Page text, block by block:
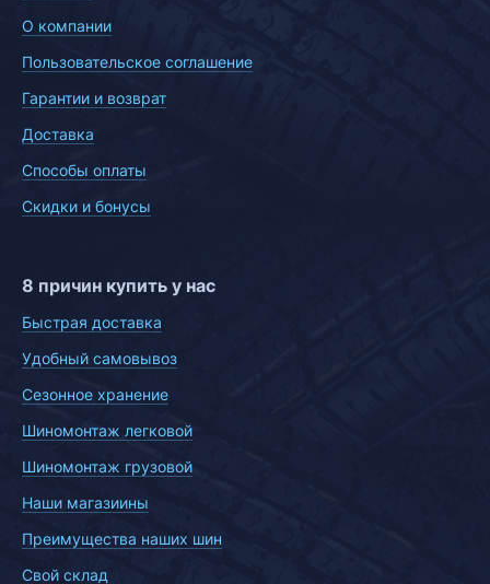
О компании
Пользовательское соглашение
Гарантии и возврат
Доставка
Способы оплаты
Скидки и бонусы
8 причин купить у нас
Быстрая доставка
Удобный самовывоз
Сезонное хранение
Шиномонтаж легковой
Шиномонтаж грузовой
Наши магазиины
Преимущества наших шин
Свой склад